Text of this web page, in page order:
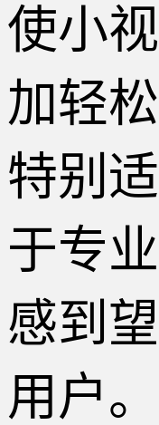
使小
加轻
特别
于专
感到
用户。